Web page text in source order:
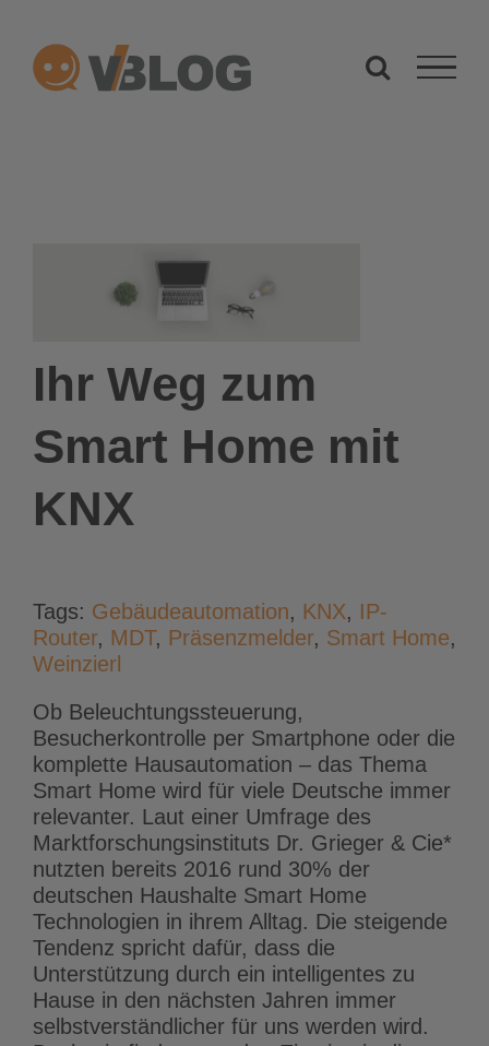
springen
Ihr Weg zum
Smart Home mit
KNX
Tags: Gebäudeautomation, KNX, IP-
Router, MDT, Präsenzmelder, Smart Home,
Weinzierl
Ob Beleuchtungssteuerung,
Besucherkontrolle per Smartphone oder die
komplette Hausautomation – das Thema
Smart Home wird für viele Deutsche immer
relevanter. Laut einer Umfrage des
Marktforschungsinstituts Dr. Grieger & Cie*
nutzten bereits 2016 rund 30% der
deutschen Haushalte Smart Home
Technologien in ihrem Alltag. Die steigende
Tendenz spricht dafür, dass die
Unterstützung durch ein intelligentes zu
Hause in den nächsten Jahren immer
selbstverständlicher für uns werden wird.